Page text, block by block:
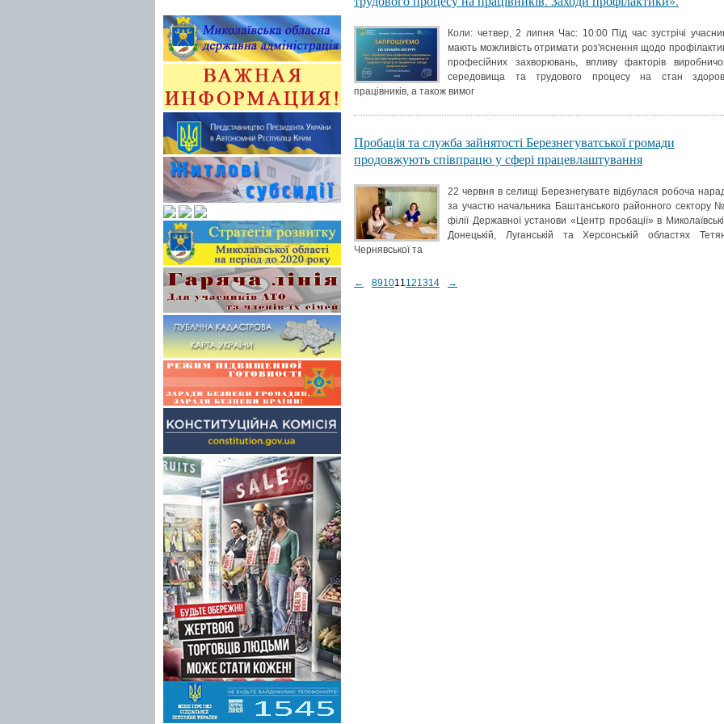
Коли: четвер, 2 липня Час: 10:00 Під час зустрічі
мають можливість отримати роз'яснення щодо
професійних захворювань, впливу факторів
середовища та трудового процесу на стан
працівників, а також вимог
Пробація та служба зайнятості Березнегуватської громади
продовжують співпрацю у сфері працевлаштування
22 червня в селищі Березнегувате відбулася робоча
за участю начальника Баштанського районного сектору
філії Державної установи «Центр пробації» в
Донецькій, Луганській та Херсонській областях
Чернявської та
← 891011121314 →